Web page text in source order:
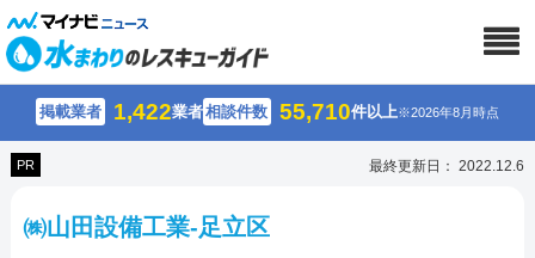
掲載業者 1,422業者相談件数 55,710件以上※2026年8月時点
PR 最終更新日： 2022.12.6
㈱山田設備工業-足立区